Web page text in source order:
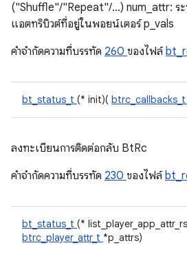
("Shuffle"/"Repeat"/...) num_attr: ระ
แอตทริบิวต์ที่อยู่ในพอยน์เตอร์ p_vals
คําจํากัดความที่บรรทัด 260 ของไฟล์
bt_status_t (* init)( btrc_callbacks_t
ลงทะเบียนการติดต่อกลับ BtRc
คําจํากัดความที่บรรทัด 230 ของไฟล์
bt_status_t (*
btrc_player_attr_t *p_attrs)